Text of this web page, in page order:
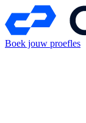
Boek jouw proefles